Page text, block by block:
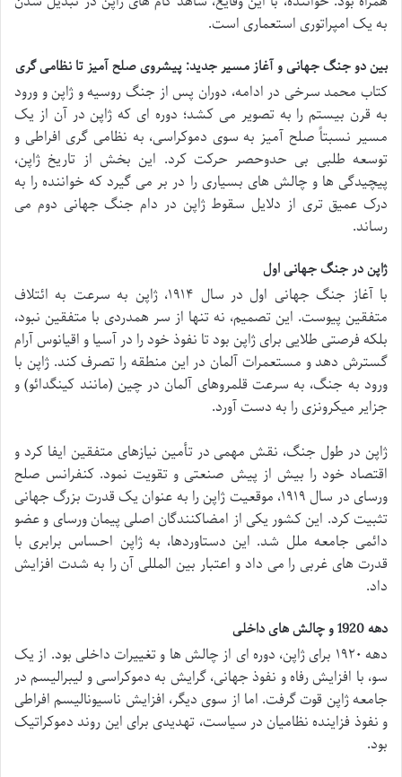
به یک امپراتوری استعماری است.
بین دو جنگ جهانی و آغاز مسیر جدید: پیشروی صلح آمیز تا نظامی گری
کتاب محمد سرخی در ادامه، دوران پس از جنگ روسیه و ژاپن و ورود
به قرن بیستم را به تصویر می کشد؛ دوره ای که ژاپن در آن از یک
مسیر نسبتاً صلح آمیز به سوی دموکراسی، به نظامی گری افراطی و
توسعه طلبی بی حدوحصر حرکت کرد. این بخش از تاریخ ژاپن،
پیچیدگی ها و چالش های بسیاری را در بر می گیرد که خواننده را به
درک عمیق تری از دلایل سقوط ژاپن در دام جنگ جهانی دوم می
رساند.
ژاپن در جنگ جهانی اول
با آغاز جنگ جهانی اول در سال ۱۹۱۴، ژاپن به سرعت به ائتلاف
متفقین پیوست. این تصمیم، نه تنها از سر همدردی با متفقین نبود،
بلکه فرصتی طلایی برای ژاپن بود تا نفوذ خود را در آسیا و اقیانوس آرام
گسترش دهد و مستعمرات آلمان در این منطقه را تصرف کند. ژاپن با
ورود به جنگ، به سرعت قلمروهای آلمان در چین (مانند کینگدائو) و
جزایر میکرونزی را به دست آورد.
ژاپن در طول جنگ، نقش مهمی در تأمین نیازهای متفقین ایفا کرد و
اقتصاد خود را بیش از پیش صنعتی و تقویت نمود. کنفرانس صلح
ورسای در سال ۱۹۱۹، موقعیت ژاپن را به عنوان یک قدرت بزرگ جهانی
تثبیت کرد. این کشور یکی از امضاکنندگان اصلی پیمان ورسای و عضو
دائمی جامعه ملل شد. این دستاوردها، به ژاپن احساس برابری با
قدرت های غربی را می داد و اعتبار بین المللی آن را به شدت افزایش
داد.
دهه 1920 و چالش های داخلی
دهه ۱۹۲۰ برای ژاپن، دوره ای از چالش ها و تغییرات داخلی بود. از یک
سو، با افزایش رفاه و نفوذ جهانی، گرایش به دموکراسی و لیبرالیسم در
جامعه ژاپن قوت گرفت. اما از سوی دیگر، افزایش ناسیونالیسم افراطی
و نفوذ فزاینده نظامیان در سیاست، تهدیدی برای این روند دموکراتیک
بود.